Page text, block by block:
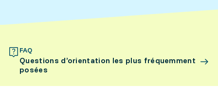
FAQ
Questions d’orientation les plus fréquemment
posées